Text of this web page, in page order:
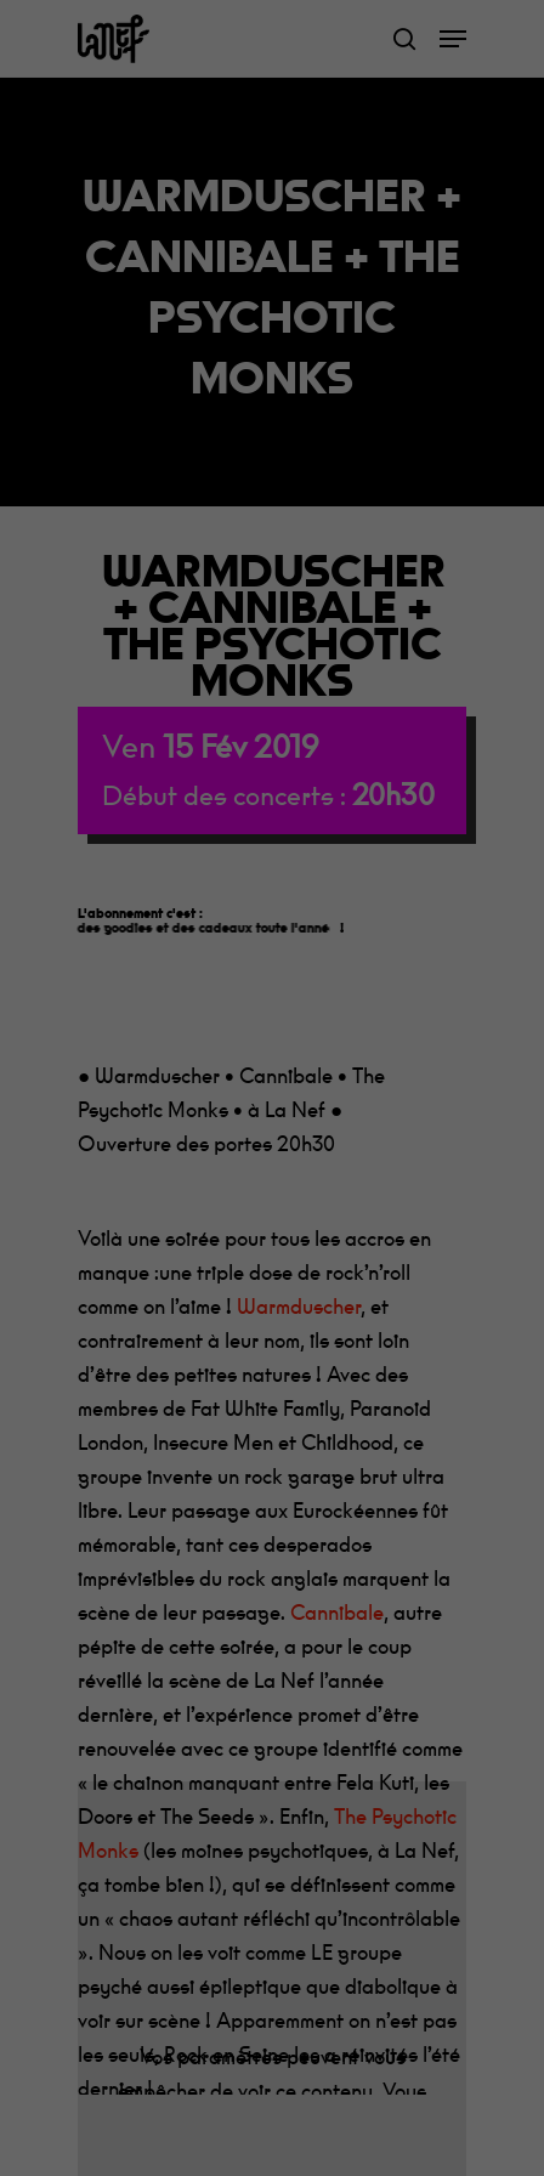
main
search
Menu
WARMDUSCHER +
CANNIBALE + THE
PSYCHOTIC
MONKS
WARMDUSCHER
+ CANNIBALE +
THE PSYCHOTIC
MONKS
Ven 15 Fév 2019
Début des concerts : 20h30
L'abonnement c'est :
des goodies et des cadeaux toute l'année
!
● Warmduscher • Cannibale • The
Psychotic Monks • à La Nef ●
Ouverture des portes 20h30
Voilà une soirée pour tous les accros en
manque :une triple dose de rock’n’roll
comme on l’aime ! Warmduscher, et
contrairement à leur nom, ils sont loin
d’être des petites natures ! Avec des
membres de Fat White Family, Paranoid
London, Insecure Men et Childhood, ce
groupe invente un rock garage brut ultra
libre. Leur passage aux Eurockéennes fût
mémorable, tant ces desperados
imprévisibles du rock anglais marquent la
scène de leur passage. Cannibale, autre
pépite de cette soirée, a pour le coup
réveillé la scène de La Nef l’année
dernière, et l’expérience promet d’être
renouvelée avec ce groupe identifié comme
« le chainon manquant entre Fela Kuti, les
Doors et The Seeds ». Enfin,The Psychotic
Monks (les moines psychotiques, à La Nef,
ça tombe bien !), qui se définissent comme
un « chaos autant réfléchi qu’incontrôlable
». Nous on les voit comme LE groupe
psyché aussi épileptique que diabolique à
voir sur scène ! Apparemment on n’est pas
les seuls, Rock en Seine les a réinvités l’été
dernier !
Vos paramètres peuvent vous
empêcher de voir ce contenu. Vous
Close